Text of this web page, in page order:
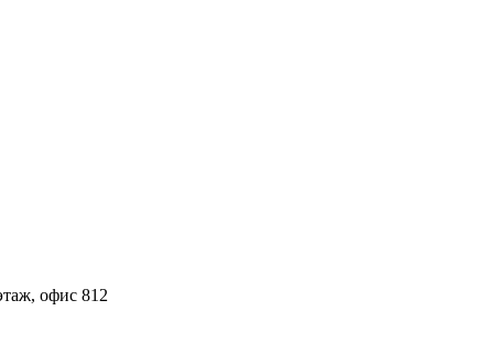
офис 812